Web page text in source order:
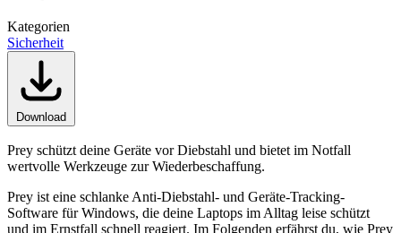
Kategorien
Sicherheit
Download
Prey schützt deine Geräte vor Diebstahl und bietet im Notfall
wertvolle Werkzeuge zur Wiederbeschaffung.
Prey ist eine schlanke Anti-Diebstahl- und Geräte-Tracking-
Software für Windows, die deine Laptops im Alltag leise schützt
und im Ernstfall schnell reagiert. Im Folgenden erfährst du, wie Prey